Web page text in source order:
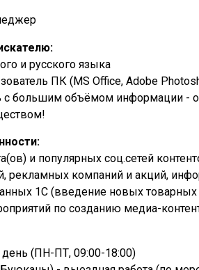
и русского языка
ПК (MS Office, Adobe
с большим объёмом информации -
и популярных соц.сетей
рекламных компаний и акций,
1С (введение новых
по созданию медиа-
(ПН-ПТ, 09:00-18:00)